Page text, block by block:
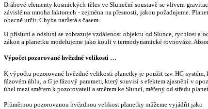
Dráhové elementy kosmických těles ve Sluneční soustavě se vlivem
závislé na mnoha faktorech - zejména na přesnosti, jakou požadujeme.
obecně určit. Chyba narůstá s časem.
U přísluní a odsluní se zobrazuje vzdálenost objektu od Slunce, rychlost a
zákon a planetku modelujeme jako kouli v termodynamické rovnováze.
Výpočet pozorované hvězdné velikosti …
K výpočtu pozorované hvězdné velikosti planetky je použit tzv. HG-systém,
fázovém úhlu, a Gje fázový parametr, který souvisí s efektem zjasnění v
úhel mezi směrem k pozorovateli a směrem ke Slunci, měřený od středu
Průměrnou pozorovanou hvězdnou velikost planetky můžeme vyjádřit jako